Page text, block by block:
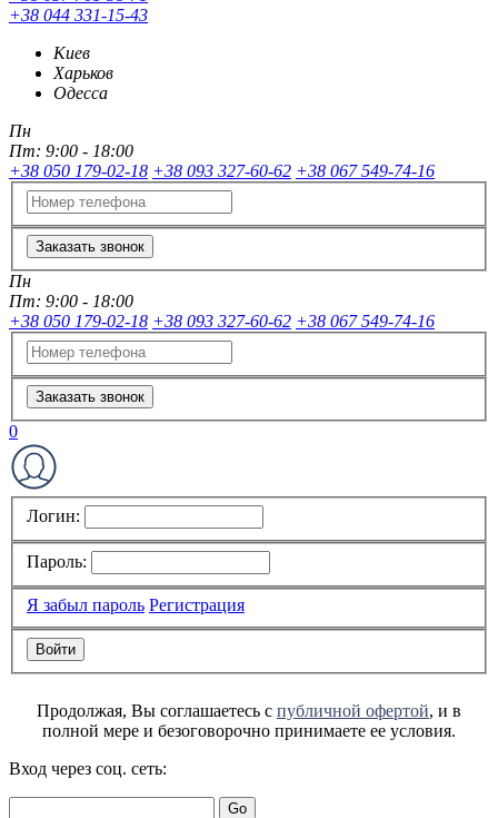
+38 044 331-15-43
Киев
Харьков
Одесса
Пн
Пт: 9:00 - 18:00
+38 050 179-02-18 +38 093 327-60-62 +38 067 549-74-16
Заказать звонок
Пн
Пт: 9:00 - 18:00
+38 050 179-02-18 +38 093 327-60-62 +38 067 549-74-16
Заказать звонок
0
Логин:
Пароль:
Я забыл пароль Регистрация
Продолжая, Вы соглашаетесь с публичной офертой, и в
полной мере и безоговорочно принимаете ее условия.
Вход через соц. сеть:
Go